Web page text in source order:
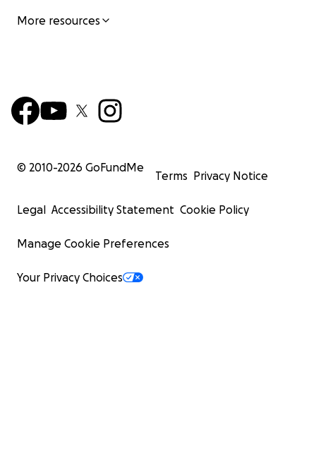
More resources
© 2010-2026 GoFundMe
Terms Privacy Notice
Legal Accessibility Statement Cookie Policy
Manage Cookie Preferences
Your Privacy Choices